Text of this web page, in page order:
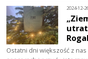
2024-12-
Ostatni dni większość z